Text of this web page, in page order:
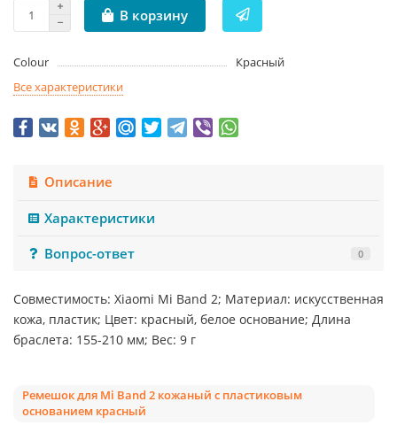
В корзину
Colour
Красный
Все характеристики
Описание
Характеристики
Вопрос-ответ
0
Совместимость: Xiaomi Mi Band 2; Материал: искусственная
кожа, пластик; Цвет: красный, белое основание; Длина
браслета: 155-210 мм; Вес: 9 г
Ремешок для Mi Band 2 кожаный с пластиковым
основанием красный